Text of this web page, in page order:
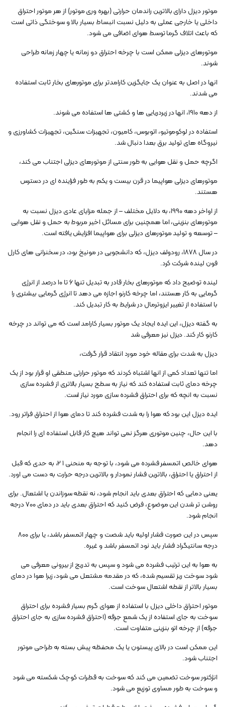
موتور دیزل دارای بالاترین راندمان حرارتی (بهره وری موتور) از هر موتور احتراق
داخلی یا خارجی عملی به دلیل نسبت انبساط بسیار بالا و سوختگی ذاتی است
که باعث اتلاف گرما توسط هوای اضافی می شود.
موتورهای دیزلی ممکن است با چرخه احتراق دو زمانه یا چهار زمانه طراحی
شوند.
انها در اصل به عنوان یک جایگزین کارامدتر برای موتورهای بخار ثابت استفاده
می شدند.
از دهه 1910، انها در زیردریایی ها و کشتی ها استفاده می شوند.
استفاده در لوکوموتیو، اتوبوس، کامیون، تجهیزات سنگین، تجهیزات کشاورزی و
نیروگاه های تولید برق بعدا دنبال شد.
اگرچه حمل و نقل هوایی به طور سنتی از موتورهای دیزلی اجتناب می کند،
موتورهای دیزلی هواپیما در قرن بیست و یکم به طور فزاینده ای در دسترس
هستند.
از اواخر دهه 1990، به دلایل مختلف – از جمله مزایای عادی دیزل نسبت به
موتورهای بنزینی، اما همچنین برای مسائل اخیر مربوط به حمل و نقل هوایی
– توسعه و تولید موتورهای دیزلی برای هواپیما افزایش یافته است.
در سال 1878، رودولف دیزل، که دانشجویی در مونیخ بود، در سخنرانی های کارل
فون لینده شرکت کرد.
لینده توضیح داد که موتورهای بخار قادر به تبدیل تنها ۶ تا ۱۰ درصد از انرژی
گرمایی به کار هستند، اما چرخه کارنو اجازه می دهد تا انرژی گرمایی بیشتری را
با استفاده از تغییر ایزوترمال در شرایط به کار تبدیل کند.
به گفته دیزل، این ایده ایجاد یک موتور بسیار کارامد است که می تواند در چرخه
کارنو کار کند. دیزل نیز معرفی شد
دیزل به شدت برای مقاله خود مورد انتقاد قرار گرفت،
اما تنها تعداد کمی از انها اشتباه کردند که موتور حرارتی منطقی او قرار بود از یک
چرخه دمای ثابت استفاده کند که نیاز به سطح بسیار بالاتری از فشرده سازی
نسبت به انچه که برای احتراق فشرده سازی مورد نیاز است.
ایده دیزل این بود که هوا را به شدت فشرده کند تا دمای هوا از احتراق فراتر رود.
با این حال، چنین موتوری هرگز نمی تواند هیچ کار قابل استفاده ای را انجام
دهد.
هوای خالص اتمسفر فشرده می شود، با توجه به منحنی 1 2، به حدی که قبل
از احتراق یا احتراق، بالاترین فشار نمودار و بالاترین درجه حرارت به دست می اورد.
یعنی دمایی که احتراق بعدی باید انجام شود، نه نقطه سوزاندن یا اشتعال. برای
روشن تر شدن این موضوع، فرض کنید که احتراق بعدی باید در دمای 700 درجه
انجام شود.
سپس در این صورت فشار اولیه باید شصت و چهار اتمسفر باشد، یا برای 800
درجه سانتیگراد فشار باید نود اتمسفر باشد و غیره.
به هوا به این ترتیب فشرده می شود و سپس به تدریج از بیرونی معرفی می
شود سوخت ریز تقسیم شده، که در مقدمه مشتعل می شود، زیرا هوا در دمای
بسیار بالاتر از نقطه اشتعال سوخت است.
موتور احتراق داخلی دیزل با استفاده از هوای گرم بسیار فشرده برای احتراق
سوخت به جای استفاده از یک شمع جرقه (احتراق فشرده سازی به جای احتراق
جرقه) از چرخه اتو بنزینی متفاوت است.
این ممکن است در بالای پیستون یا یک محفظه پیش بسته به طراحی موتور
اجتناب شود.
انژکتور سوخت تضمین می کند که سوخت به قطرات کوچک شکسته می شود
و سوخت به طور مساوی توزیع می شود.